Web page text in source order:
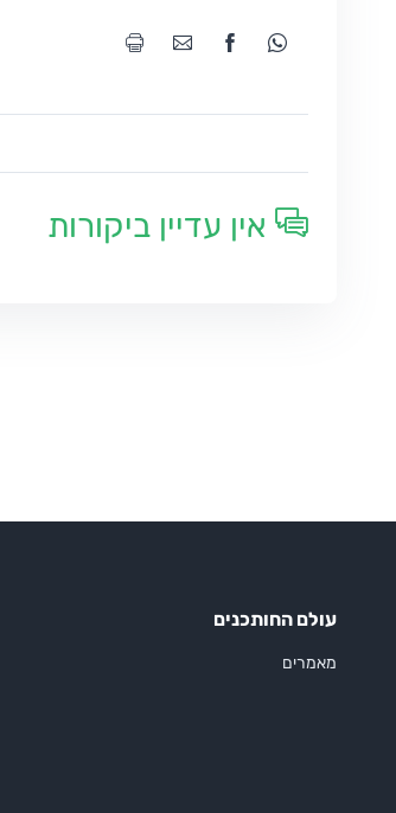
אין עדיין ביקורות
עולם החותכנים
מאמרים